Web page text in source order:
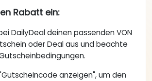
Rabatt ein:
DailyDeal deinen passenden VON
oder Deal aus und beachte
anzeigen", um den